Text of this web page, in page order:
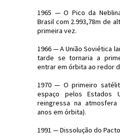
1965 — O Pico da
Brasil com 2.993,78m de
primeira vez.
1966 — A União Soviética
tarde se tornaria a
entrar em órbita ao redor
1970 — O primeiro
espaço pelos Estados
reingressa na
anos em órbita).
1991 — Dissolução do